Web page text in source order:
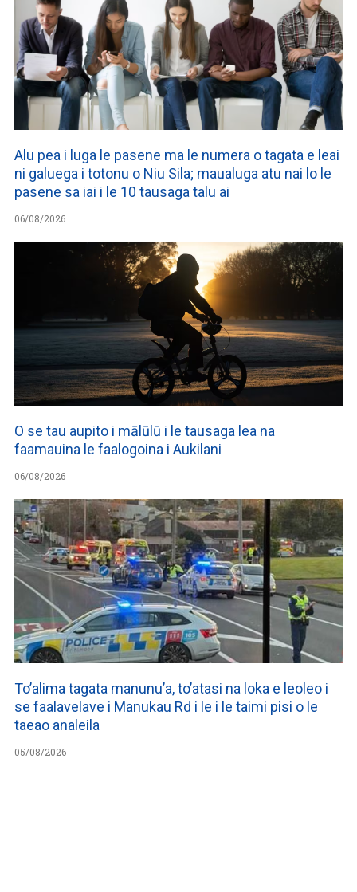
Alu pea i luga le pasene ma le numera o tagata e leai
ni galuega i totonu o Niu Sila; maualuga atu nai lo le
pasene sa iai i le 10 tausaga talu ai
06/08/2026
O se tau aupito i mālūlū i le tausaga lea na
faamauina le faalogoina i Aukilani
06/08/2026
To’alima tagata manunu’a, to’atasi na loka e leoleo i
se faalavelave i Manukau Rd i le i le taimi pisi o le
taeao analeila
05/08/2026